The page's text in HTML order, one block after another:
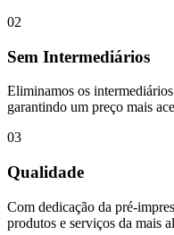
02
Sem Intermediários
Eliminamos os
garantindo um preço mais
03
Qualidade
Com dedicação da pré-
produtos e serviços da mais